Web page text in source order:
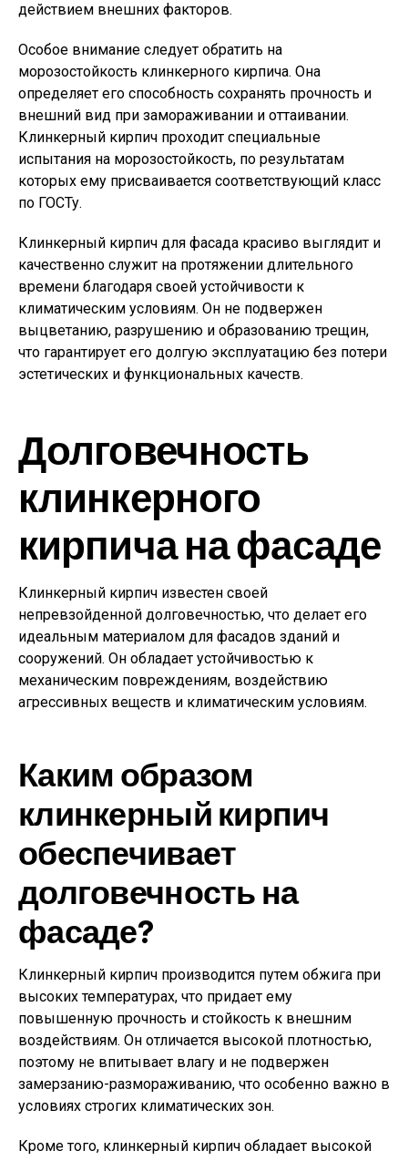
действием внешних факторов.
Особое внимание следует обратить на
морозостойкость клинкерного кирпича. Она
определяет его способность сохранять прочность и
внешний вид при замораживании и оттаивании.
Клинкерный кирпич проходит специальные
испытания на морозостойкость, по результатам
которых ему присваивается соответствующий класс
по ГОСТу.
Клинкерный кирпич для фасада красиво выглядит и
качественно служит на протяжении длительного
времени благодаря своей устойчивости к
климатическим условиям. Он не подвержен
выцветанию, разрушению и образованию трещин,
что гарантирует его долгую эксплуатацию без потери
эстетических и функциональных качеств.
Долговечность
клинкерного
кирпича на фасаде
Клинкерный кирпич известен своей
непревзойденной долговечностью, что делает его
идеальным материалом для фасадов зданий и
сооружений. Он обладает устойчивостью к
механическим повреждениям, воздействию
агрессивных веществ и климатическим условиям.
Каким образом
клинкерный кирпич
обеспечивает
долговечность на
фасаде?
Клинкерный кирпич производится путем обжига при
высоких температурах, что придает ему
повышенную прочность и стойкость к внешним
воздействиям. Он отличается высокой плотностью,
поэтому не впитывает влагу и не подвержен
замерзанию-размораживанию, что особенно важно в
условиях строгих климатических зон.
Кроме того, клинкерный кирпич обладает высокой